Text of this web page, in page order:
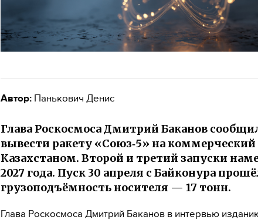
Автор: Панькович Денис
Глава Роскосмоса Дмитрий Баканов
вывести ракету «Союз‑5» на
Казахстаном. Второй и третий запуски
2027 года. Пуск 30 апреля с Байконура
грузоподъёмность носителя — 17 тонн.
Глава Роскосмоса Дмитрий Баканов в интервью